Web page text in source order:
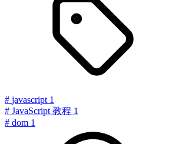
# javascript 1
# JavaScript 教程 1
# dom 1